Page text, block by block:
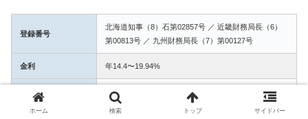
登録番号
北海道知事（8）石第02857号 ／ 近畿財務局長（6）
第00813号 ／ 九州財務局長（7）第00127号
金利 年14.4〜19.94%
融資額 1万〜50万円
ホーム 検索 トップ サイドバー